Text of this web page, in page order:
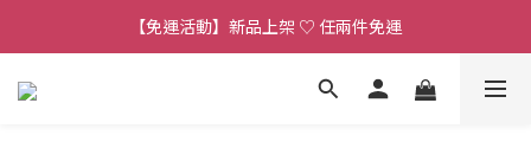
【連線直播】每週二 ~ 週五 𝟐𝟎:𝟎𝟎 詳見 𝑰𝑮 公告
【免運活動】新品上架 ♡ 任兩件免運
【客服時段】平日 𝟏𝟎:𝟎𝟎 - 𝟏𝟕:𝟎𝟎 (例假日公休 敬請見諒)